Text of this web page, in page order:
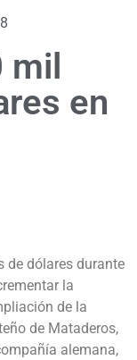
en
de dólares durante
la
de la
de Mataderos,
alemana,